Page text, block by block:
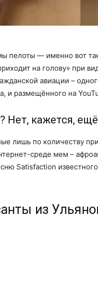
пелоты — именно вот
на голову» при
авиации –
и размещённого на
Нет, кажется,
лишь по количеству
среде мем –
Satisfaction
из